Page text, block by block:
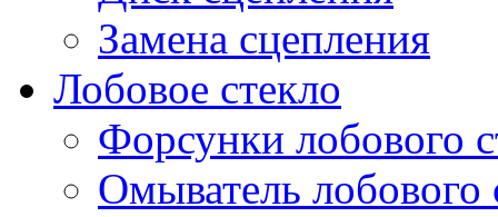
Замена сцепления
Лобовое стекло
Форсунки лобового
Омыватель лобового